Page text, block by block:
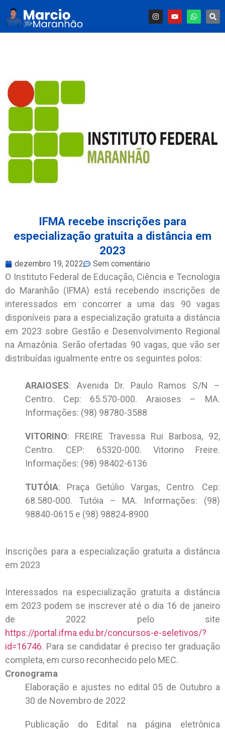
IFMA recebe inscrições para
especialização gratuita a distância em
2023
dezembro 19, 2022 Sem comentário
O Instituto Federal de Educação, Ciência e Tecnologia
do Maranhão (IFMA) está recebendo inscrições de
interessados em concorrer a uma das 90 vagas
disponíveis para a especialização gratuita a distância
em 2023 sobre Gestão e Desenvolvimento Regional
na Amazônia. Serão ofertadas 90 vagas, que vão ser
distribuídas igualmente entre os seguintes polos:
ARAIOSES: Avenida Dr. Paulo Ramos S/N –
Centro. Cep: 65.570-000. Araioses – MA.
Informações: (98) 98780-3588
VITORINO: FREIRE Travessa Rui Barbosa, 92,
Centro. CEP: 65320-000. Vitorino Freire.
Informações: (98) 98402-6136
TUTÓIA: Praça Getúlio Vargas, Centro. Cep:
68.580-000. Tutóia – MA. Informações: (98)
98840-0615 e (98) 98824-8900
Inscrições para a especialização gratuita a distância
em 2023
Interessados na especialização gratuita a distância
em 2023 podem se inscrever até o dia 16 de janeiro
de 2022 pelo site
https://portal.ifma.edu.br/concursos-e-seletivos/?
id=16746. Para se candidatar é preciso ter graduação
completa, em curso reconhecido pelo MEC.
Cronograma
Elaboração e ajustes no edital 05 de Outubro a
30 de Novembro de 2022
Publicação do Edital na página eletrônica